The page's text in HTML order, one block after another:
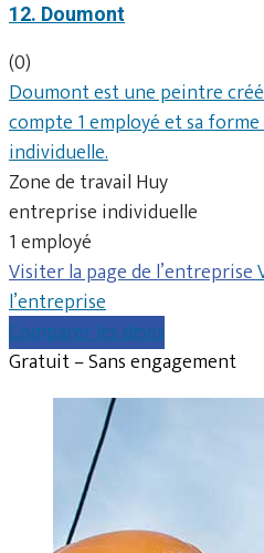
12. Doumont
(0)
Doumont est une peintre
compte 1 employé et sa
individuelle.
Zone de travail Huy
entreprise individuelle
1 employé
Visiter la page de l’entreprise
l’entreprise
Comparer les devis
Gratuit – Sans engagement